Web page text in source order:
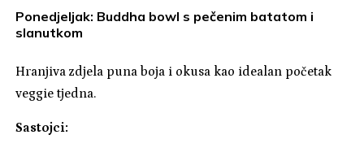
Ponedjeljak: Buddha bowl s pečenim batatom i
slanutkom
Hranjiva zdjela puna boja i okusa kao idealan početak
veggie tjedna.
Sastojci: